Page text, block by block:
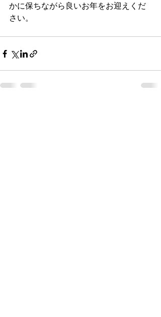
かに保ちながら良いお年をお迎えくだ
さい。